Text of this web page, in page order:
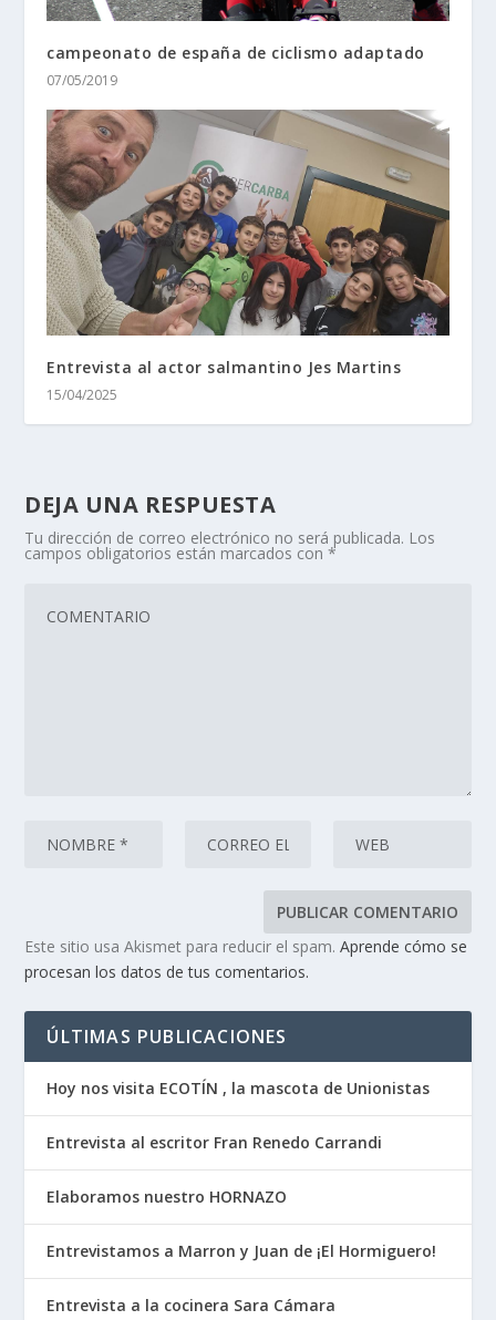
campeonato de españa de ciclismo adaptado
07/05/2019
Entrevista al actor salmantino Jes Martins
15/04/2025
DEJA UNA RESPUESTA
Tu dirección de correo electrónico no será publicada. Los
campos obligatorios están marcados con*
Este sitio usa Akismet para reducir el spam.Aprende cómo se
procesan los datos de tus comentarios.
ÚLTIMAS PUBLICACIONES
Hoy nos visita ECOTÍN , la mascota de Unionistas
Entrevista al escritor Fran Renedo Carrandi
Elaboramos nuestro HORNAZO
Entrevistamos a Marron y Juan de ¡El Hormiguero!
Entrevista a la cocinera Sara Cámara